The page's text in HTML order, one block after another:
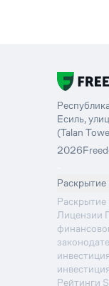
Есиль,
(Talan
2026
Лицензии
Рейтинги